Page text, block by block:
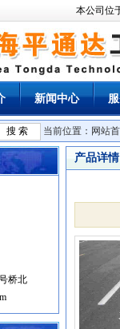
本公司位
新闻中心
当前位置： 网站
桥北
产品详情